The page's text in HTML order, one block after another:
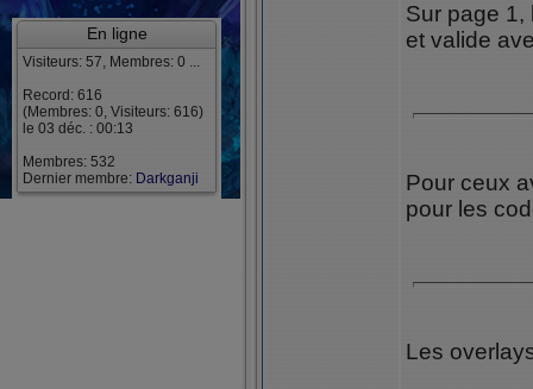
En ligne
Visiteurs: 57, Membres: 0 ...
Record: 616
(Membres: 0, Visiteurs: 616)
le 03 déc. : 00:13
Membres: 532
Dernier membre: Darkganji
Sur page 1,
et valide
Pour ceux
pour les
Les